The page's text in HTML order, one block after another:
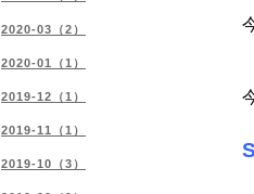
2020-03（2）
2020-01（1）
2019-12（1）
2019-11（1）
2019-10（3）